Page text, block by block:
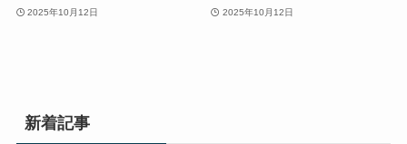
2025年10月12日 2025年10月12日
新着記事